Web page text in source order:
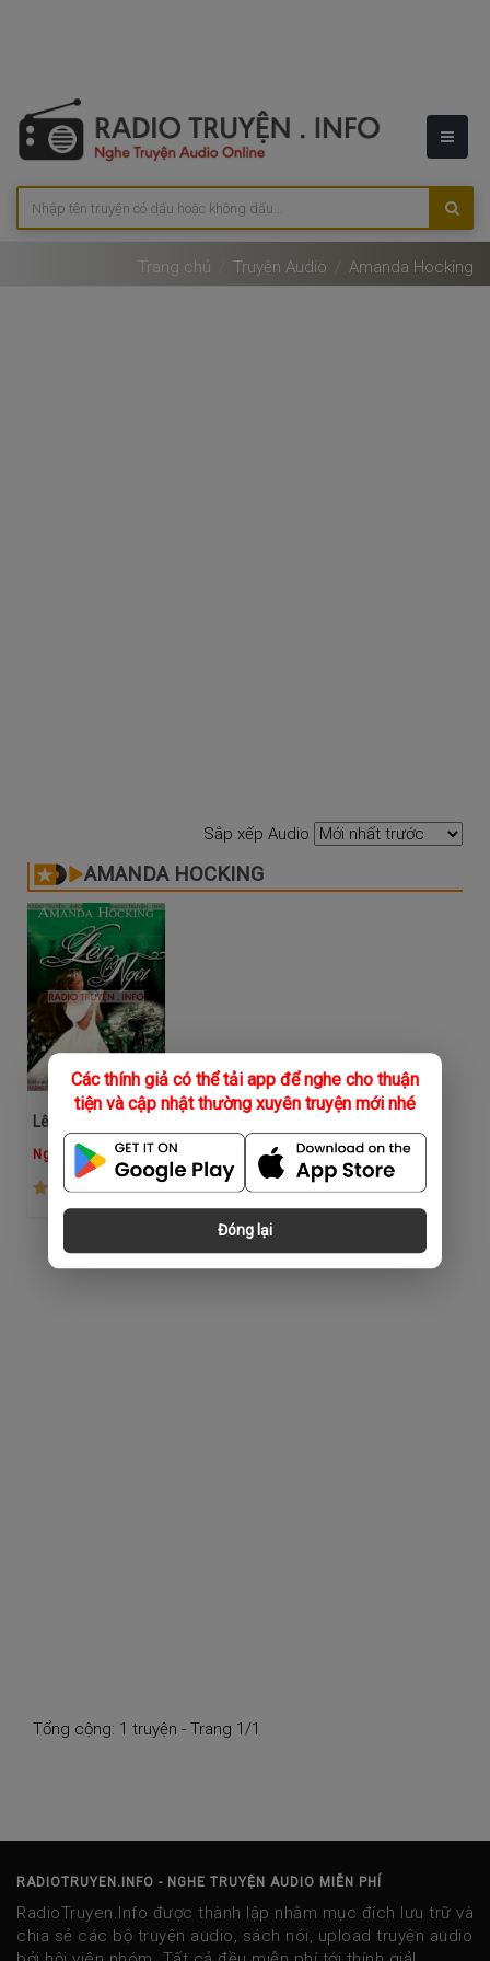
Các thính giả có thể tải app để nghe cho thuận
tiện và cập nhật thường xuyên truyện mới nhé
Đóng lại
Trang chủ Truyện Audio Amanda Hocking
Sắp xếp Audio
AMANDA HOCKING
Lên Ngôi
Ngọc Hiếu
Tổng cộng: 1 truyện - Trang 1/1
RADIOTRUYEN.INFO - NGHE TRUYỆN AUDIO MIỄN PHÍ
RadioTruyen.Info được thành lập nhằm mục đích lưu trữ và
chia sẻ các bộ truyện audio, sách nói, upload truyện audio